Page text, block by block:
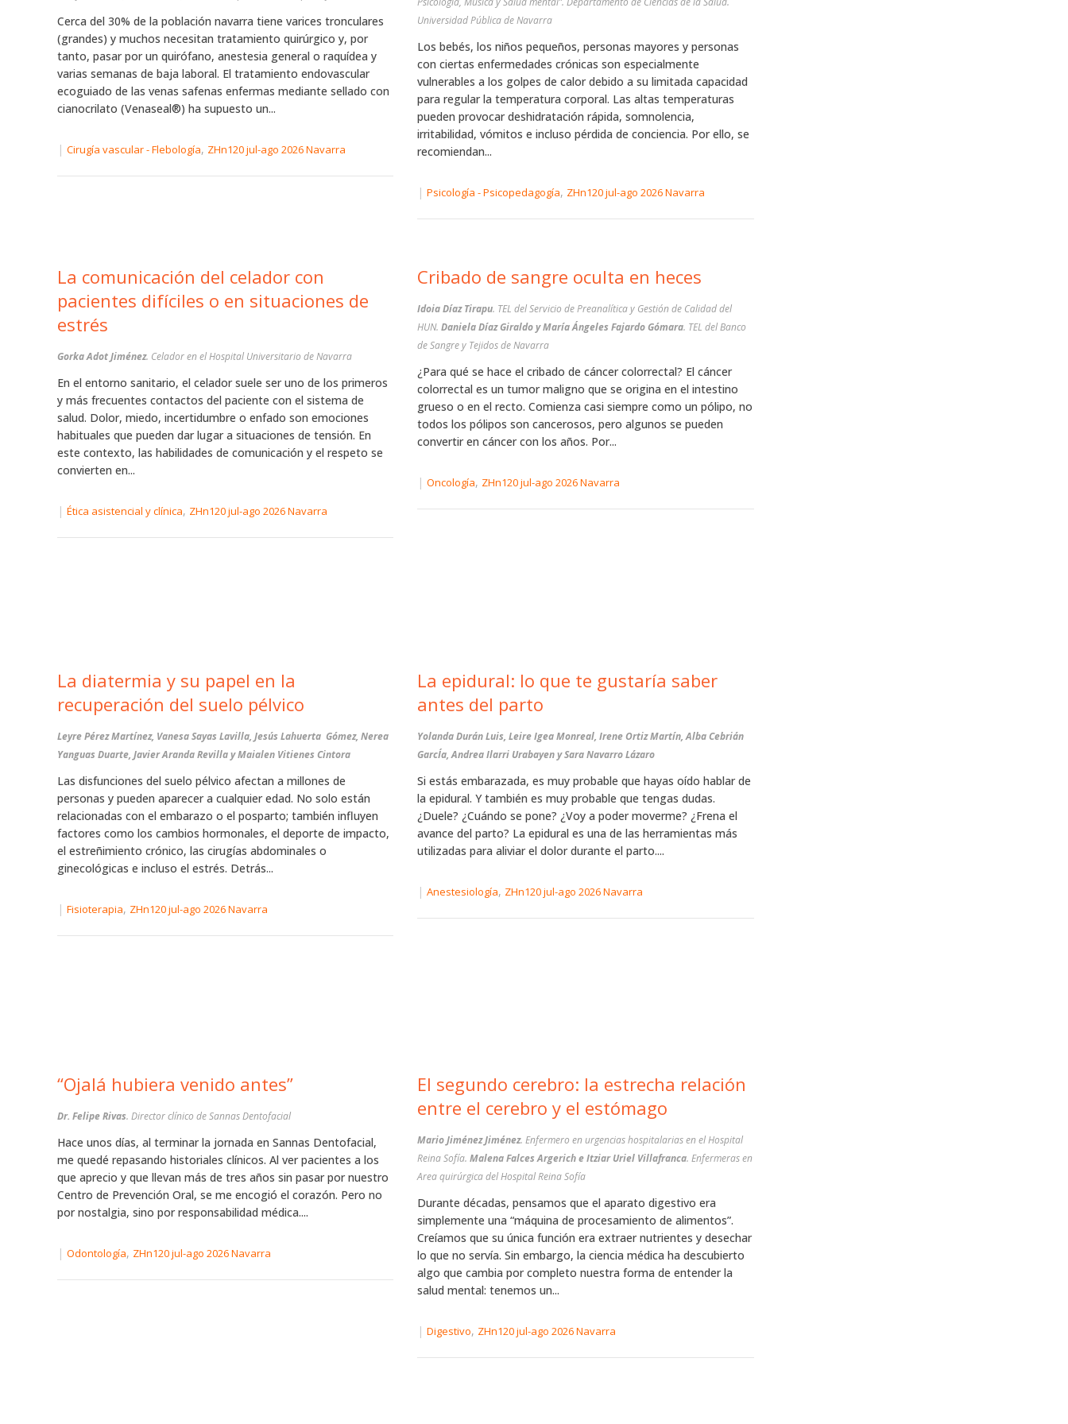
Cerca del 30% de la población navarra tiene varices tronculares
(grandes) y muchos necesitan tratamiento quirúrgico y, por
tanto, pasar por un quirófano, anestesia general o raquídea y
varias semanas de baja laboral. El tratamiento endovascular
ecoguiado de las venas safenas enfermas mediante sellado con
cianocrilato (Venaseal®) ha supuesto un...
| Cirugía vascular - Flebología, ZHn120 jul-ago 2026 Navarra
La comunicación del celador con
pacientes difíciles o en situaciones de
estrés
Gorka Adot Jiménez. Celador en el Hospital Universitario de Navarra
En el entorno sanitario, el celador suele ser uno de los primeros
y más frecuentes contactos del paciente con el sistema de
salud. Dolor, miedo, incertidumbre o enfado son emociones
habituales que pueden dar lugar a situaciones de tensión. En
este contexto, las habilidades de comunicación y el respeto se
convierten en...
| Ética asistencial y clínica, ZHn120 jul-ago 2026 Navarra
La diatermia y su papel en la
recuperación del suelo pélvico
Leyre Pérez Martínez, Vanesa Sayas Lavilla, Jesús Lahuerta Gómez, Nerea
Yanguas Duarte, Javier Aranda Revilla y Maialen Vitienes Cintora
Las disfunciones del suelo pélvico afectan a millones de
personas y pueden aparecer a cualquier edad. No solo están
relacionadas con el embarazo o el posparto; también influyen
factores como los cambios hormonales, el deporte de impacto,
el estreñimiento crónico, las cirugías abdominales o
ginecológicas e incluso el estrés. Detrás...
| Fisioterapia, ZHn120 jul-ago 2026 Navarra
“Ojalá hubiera venido antes”
Dr. Felipe Rivas. Director clínico de Sannas Dentofacial
Hace unos días, al terminar la jornada en Sannas Dentofacial,
me quedé repasando historiales clínicos. Al ver pacientes a los
que aprecio y que llevan más de tres años sin pasar por nuestro
Centro de Prevención Oral, se me encogió el corazón. Pero no
por nostalgia, sino por responsabilidad médica....
| Odontología, ZHn120 jul-ago 2026 Navarra
Universidad Pública de Navarra
Los bebés, los niños pequeños, personas mayores y personas
con ciertas enfermedades crónicas son especialmente
vulnerables a los golpes de calor debido a su limitada capacidad
para regular la temperatura corporal. Las altas temperaturas
pueden provocar deshidratación rápida, somnolencia,
irritabilidad, vómitos e incluso pérdida de conciencia. Por ello, se
recomiendan...
|Psicología - Psicopedagogía, ZHn120 jul-ago 2026 Navarra
Cribado de sangre oculta en heces
Idoia Díaz Tirapu. TEL del Servicio de Preanalítica y Gestión de Calidad del
HUN.Daniela Díaz Giraldo y María Ángeles Fajardo Gómara. TEL del Banco
de Sangre y Tejidos de Navarra
¿Para qué se hace el cribado de cáncer colorrectal? El cáncer
colorrectal es un tumor maligno que se origina en el intestino
grueso o en el recto. Comienza casi siempre como un pólipo, no
todos los pólipos son cancerosos, pero algunos se pueden
convertir en cáncer con los años. Por...
|Oncología, ZHn120 jul-ago 2026 Navarra
La epidural: lo que te gustaría saber
antes del parto
Yolanda Durán Luis, Leire Igea Monreal, Irene Ortiz Martín, Alba Cebrián
GarcÍa, Andrea Ilarri Urabayen y Sara Navarro Lázaro
Si estás embarazada, es muy probable que hayas oído hablar de
la epidural. Y también es muy probable que tengas dudas.
¿Duele? ¿Cuándo se pone? ¿Voy a poder moverme? ¿Frena el
avance del parto? La epidural es una de las herramientas más
utilizadas para aliviar el dolor durante el parto....
|Anestesiología, ZHn120 jul-ago 2026 Navarra
El segundo cerebro: la estrecha relación
entre el cerebro y el estómago
Mario Jiménez Jiménez. Enfermero en urgencias hospitalarias en el Hospital
Reina Sofía.Malena Falces Argerich e Itziar Uriel Villafranca. Enfermeras en
Area quirúrgica del Hospital Reina Sofía
Durante décadas, pensamos que el aparato digestivo era
simplemente una “máquina de procesamiento de alimentos”.
Creíamos que su única función era extraer nutrientes y desechar
lo que no servía. Sin embargo, la ciencia médica ha descubierto
algo que cambia por completo nuestra forma de entender la
salud mental: tenemos un...
|Digestivo, ZHn120 jul-ago 2026 Navarra